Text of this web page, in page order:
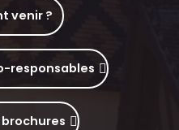
venir ?
responsables